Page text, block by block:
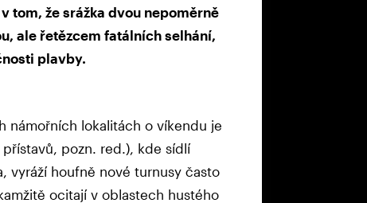
tom, že srážka dvou nepoměrně
ale řetězcem fatálních selhání,
plavby.
námořních lokalitách o víkendu je
pozn. red.), kde sídlí
vyráží houfně nové turnusy často
ocitají v oblastech hustého